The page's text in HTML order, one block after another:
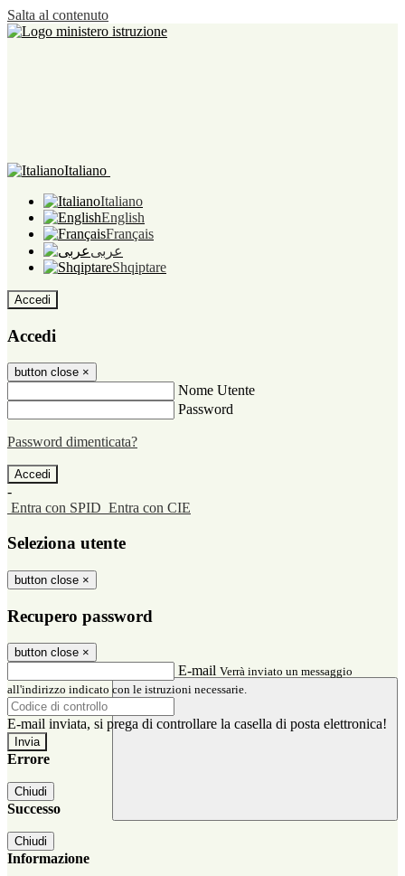
Salta al contenuto
Italiano
Italiano
English
Français
عربى
Shqiptare
Accedi
Accedi
button close ×
Nome Utente
Password
Password dimenticata?
-
Entra con SPID Entra con CIE
Seleziona utente
button close ×
Recupero password
button close ×
E-mail Verrà inviato un messaggio
all'indirizzo indicato con le istruzioni necessarie.
E-mail inviata, si prega di controllare la casella di posta elettronica!
Errore
Chiudi
Successo
Chiudi
Informazione